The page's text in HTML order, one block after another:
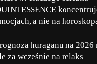
a nie na
huraganu na 2026
za wcześnie na relaks